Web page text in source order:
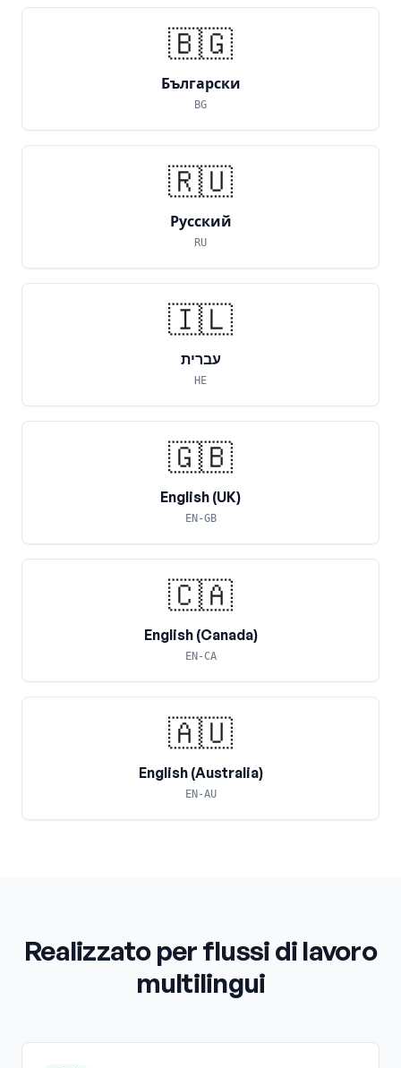
🇧🇬
Български
BG
🇷🇺
Русский
RU
🇮🇱
עברית
HE
🇬🇧
English (UK)
EN-GB
🇨🇦
English (Canada)
EN-CA
🇦🇺
English (Australia)
EN-AU
Realizzato per flussi di lavoro
multilingui